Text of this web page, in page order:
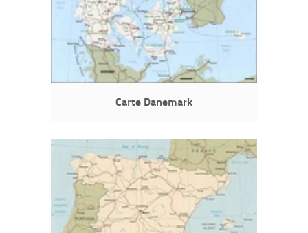
Carte Danemark